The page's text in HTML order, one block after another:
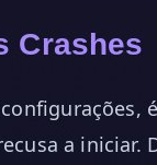
Crashes
a iniciar.